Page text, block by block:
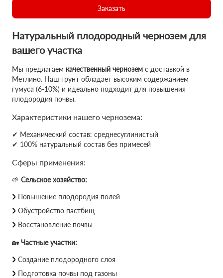
Заказать
Натуральный плодородный чернозем для
вашего участка
Мы предлагаем качественный чернозем с доставкой в
Метлино. Наш грунт обладает высоким содержанием
гумуса (6-10%) и идеально подходит для повышения
плодородия почвы.
Характеристики нашего чернозема:
✔ Механический состав: среднесуглинистый
✔ 100% натуральный состав без примесей
Сферы применения:
🌱 Сельское хозяйство:
Повышение плодородия полей
Обустройство пастбищ
Восстановление почвы
🏡 Частные участки:
Создание плодородного слоя
Подготовка почвы под газоны